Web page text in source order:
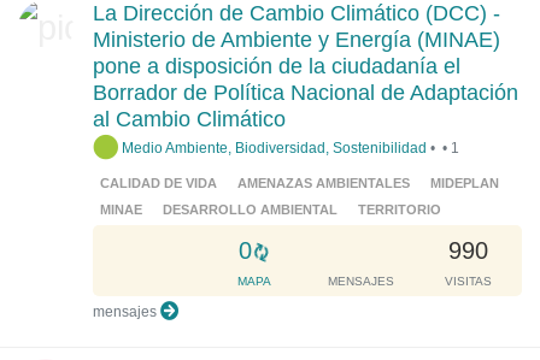
i
n
g
.
.
.
La Dirección de Cambio Climático (DCC) -
Ministerio de Ambiente y Energía (MINAE)
pone a disposición de la ciudadanía el
Borrador de Política Nacional de Adaptación
al Cambio Climático
Medio Ambiente, Biodiversidad, Sostenibilidad •
CALIDAD DE VIDA AMENAZAS AMBIENTALES
MIDEPLAN
MINAE
DESARROLLO AMBIENTAL TERRITORIO
0
L
o
a
MAPA MENSAJES
990
VISITAS
• 1
mensajes